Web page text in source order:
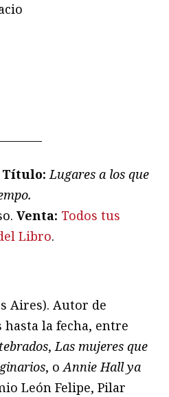
Título: Lugares a los que
Venta: Todos tus
Libro.
Aires). Autor de
la fecha, entre
,Las mujeres que
, oAnnie Hall ya
León Felipe, Pilar